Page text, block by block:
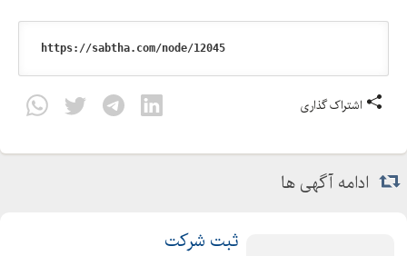
اشتراک گذاری
ادامه آگهی ها
ثبت شرکت